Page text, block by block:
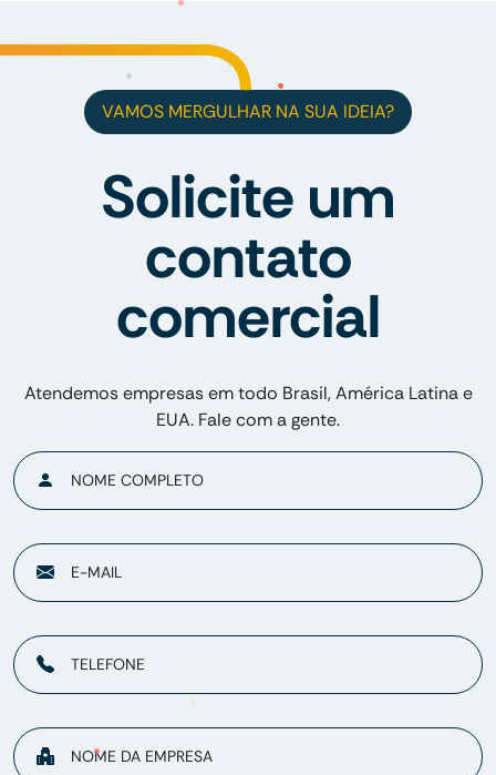
VAMOS MERGULHAR NA SUA IDEIA?
Solicite um
contato
comercial
Atendemos empresas em todo Brasil, América Latina e
EUA. Fale com a gente.
NOME COMPLETO
E-MAIL
TELEFONE
NOME DA EMPRESA